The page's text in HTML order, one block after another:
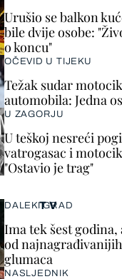
Urušio se balkon
bile dvije osobe:
o koncu"
OČEVID U TIJEKU
Težak sudar
automobila: Jedna
U ZAGORJU
U teškoj nesreći
vatrogasac i
"Ostavio je trag"
TV
DALEKI GRAD
Ima tek šest godina,
od
glumaca
NASLJEDNIK